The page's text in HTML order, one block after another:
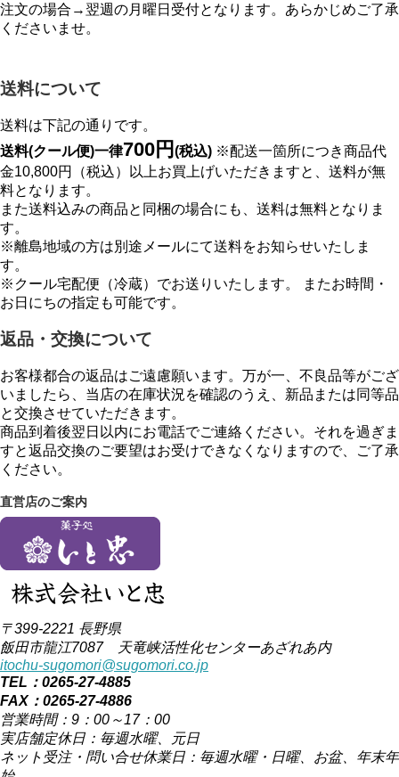
注文の場合→翌週の月曜日受付となります。あらかじめご了承
くださいませ。
送料について
送料は下記の通りです。
送料(クール便)一律700円 (税込) ※配送一箇所につき商品代
金10,800円（税込）以上お買上げいただきますと、送料が無
料となります。
また送料込みの商品と同梱の場合にも、送料は無料となりま
す。
※離島地域の方は別途メールにて送料をお知らせいたしま
す。
※クール宅配便（冷蔵）でお送りいたします。 またお時間・
お日にちの指定も可能です。
返品・交換について
お客様都合の返品はご遠慮願います。万が一、不良品等がござ
いましたら、当店の在庫状況を確認のうえ、新品または同等品
と交換させていただきます。
商品到着後翌日以内にお電話でご連絡ください。それを過ぎま
すと返品交換のご要望はお受けできなくなりますので、ご了承
ください。
直営店のご案内
〒399-2221 長野県
飯田市龍江7087 天竜峡活性化センターあざれあ内
itochu-sugomori@sugomori.co.jp
TEL：0265-27-4885
FAX：0265-27-4886
営業時間：9：00～17：00
実店舗定休日：毎週水曜、元日
ネット受注・問い合せ休業日：毎週水曜・日曜、お盆、年末年